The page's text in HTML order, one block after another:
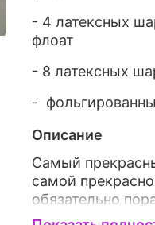
- 4 латексных
флоат
- 8 латексных
-
Описание
Самый
самой
обязательно
впечатления.